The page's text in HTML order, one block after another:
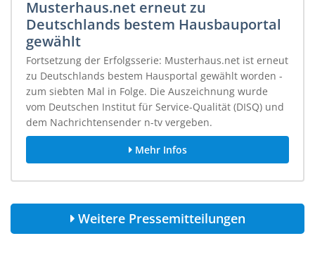
Musterhaus.net erneut zu
Deutschlands bestem Hausbauportal
gewählt
Fortsetzung der Erfolgsserie: Musterhaus.net ist erneut
zu Deutschlands bestem Hausportal gewählt worden -
zum siebten Mal in Folge. Die Auszeichnung wurde
vom Deutschen Institut für Service-Qualität (DISQ) und
dem Nachrichtensender n-tv vergeben.
Mehr Infos
Weitere Pressemitteilungen